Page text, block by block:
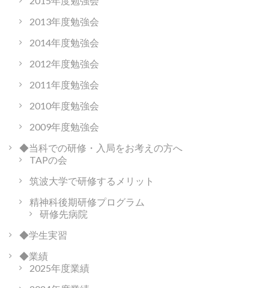
2013年度勉強会
2014年度勉強会
2012年度勉強会
2011年度勉強会
2010年度勉強会
2009年度勉強会
◆当科での研修・入局をお考えの方へ
TAPの会
筑波大学で研修するメリット
精神科後期研修プログラム
研修先病院
◆学生実習
◆業績
2025年度業績